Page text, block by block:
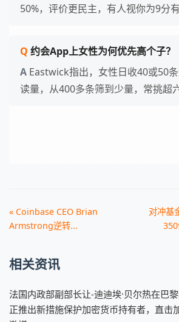
50%，评价更民主，有人视你为9分有
约会App上女性为何优先高个子？
Eastwick指出，女性日收40或50
读量，从400多条筛到少量，常挑超
« Coinbase CEO Brian
Armstrong逆转...
对冲基
相关资讯
法国内政部副部长让-迪迪埃·贝尔热在巴
正推出新措施保护加密货币持有者，直击